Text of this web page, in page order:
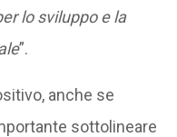
lo sviluppo e la
”.
anche se
sottolineare